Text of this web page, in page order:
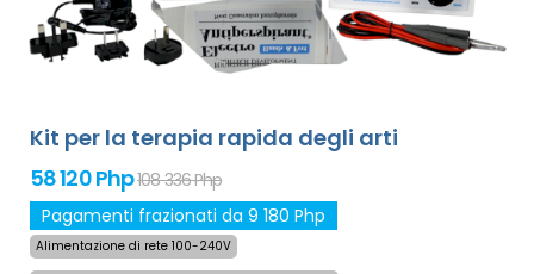
Kit per la terapia rapida degli arti
58 120 Php108 336 Php
Pagamenti frazionati da 9 180 Php
Alimentazione di rete 100-240V